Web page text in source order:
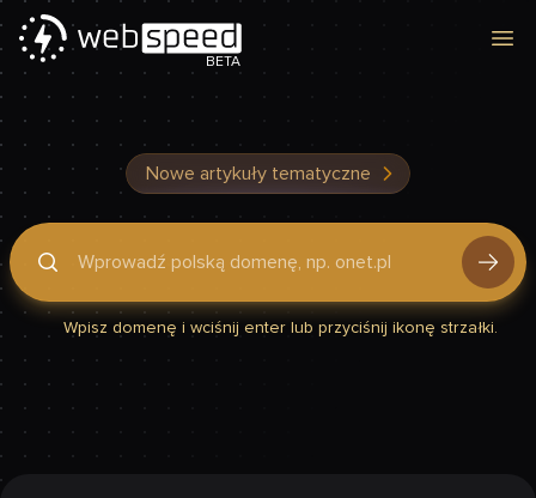
BETA
Nowe artykuły tematyczne
Podaj domenę, by sprawdzić, czy Twoja strona jest szybka
Wpisz domenę i wciśnij enter lub przyciśnij ikonę strzałki.